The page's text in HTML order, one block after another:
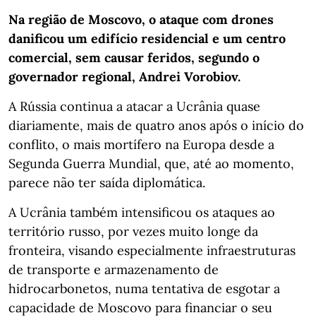
Na região de Moscovo, o ataque com drones
danificou um edifício residencial e um centro
comercial, sem causar feridos, segundo o
governador regional, Andrei Vorobiov.
A Rússia continua a atacar a Ucrânia quase
diariamente, mais de quatro anos após o início do
conflito, o mais mortífero na Europa desde a
Segunda Guerra Mundial, que, até ao momento,
parece não ter saída diplomática.
A Ucrânia também intensificou os ataques ao
território russo, por vezes muito longe da
fronteira, visando especialmente infraestruturas
de transporte e armazenamento de
hidrocarbonetos, numa tentativa de esgotar a
capacidade de Moscovo para financiar o seu